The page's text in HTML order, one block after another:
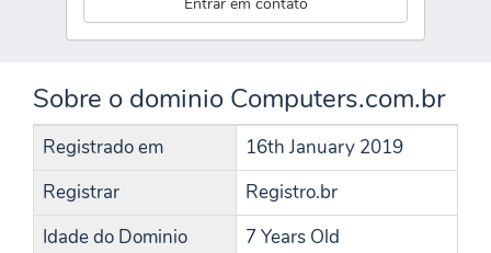
Sobre o dominio Computers.com.br
Registrado em
16th January 2019
Registrar
Registro.br
Idade do Dominio
7 Years Old